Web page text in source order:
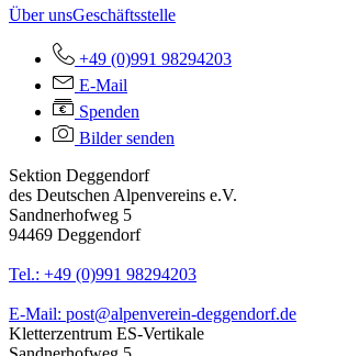
Über unsGeschäftsstelle
+49 (0)991 98294203
E-Mail
Spenden
Bilder senden
Sektion Deggendorf
des Deutschen Alpenvereins e.V.
Sandnerhofweg 5
94469 Deggendorf
Tel.: +49 (0)991 98294203
E-Mail: post@alpenverein-deggendorf.de
Kletterzentrum ES-Vertikale